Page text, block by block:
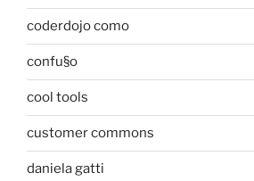
coderdojo como
confu§o
cool tools
customer commons
daniela gatti